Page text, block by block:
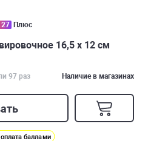
27 Плюс
16,5 х 12 см
97 раз Наличие в магазинах
оплата баллами